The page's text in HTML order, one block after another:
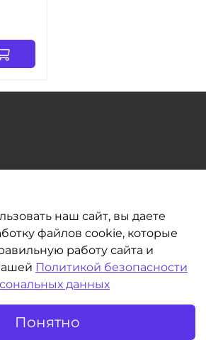
наш сайт, вы даете
файлов cookie, которые
работу сайта и
Политикой безопасности
данных
Понятно